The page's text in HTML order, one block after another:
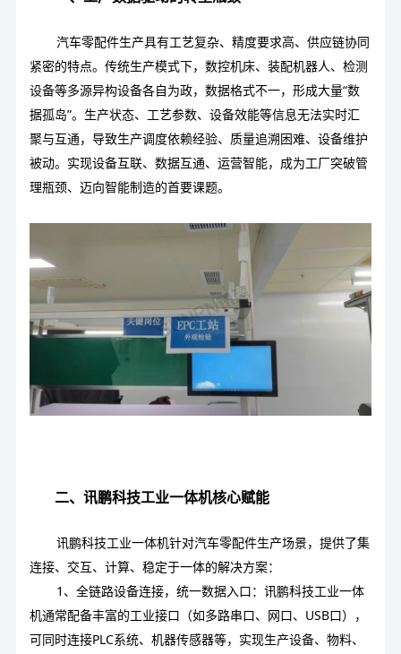
汽车零配件生产具有工艺复杂、精度要求高、供应链协同
紧密的特点。传统生产模式下，数控机床、装配机器人、检测
设备等多源异构设备各自为政，数据格式不一，形成大量“数
据孤岛”。生产状态、工艺参数、设备效能等信息无法实时汇
聚与互通，导致生产调度依赖经验、质量追溯困难、设备维护
被动。实现设备互联、数据互通、运营智能，成为工厂突破管
理瓶颈、迈向智能制造的首要课题。
二、讯鹏科技工业一体机核心赋能
讯鹏科技工业一体机针对汽车零配件生产场景，提供了集
连接、交互、计算、稳定于一体的解决方案：
1、全链路设备连接，统一数据入口：讯鹏科技工业一体
机通常配备丰富的工业接口（如多路串口、网口、USB口），
可同时连接PLC系统、机器传感器等，实现生产设备、物料、